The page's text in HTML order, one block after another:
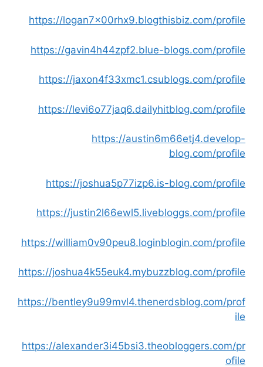
https://logan7x00rhx9.blogthisbiz.com/profile
https://gavin4h44zpf2.blue-blogs.com/profile
https://jaxon4f33xmc1.csublogs.com/profile
https://levi6o77jaq6.dailyhitblog.com/profile
https://austin6m66etj4.develop-
blog.com/profile
https://joshua5p77izp6.is-blog.com/profile
https://justin2l66ewl5.livebloggs.com/profile
https://william0v90peu8.loginblogin.com/profile
https://joshua4k55euk4.mybuzzblog.com/profile
https://bentley9u99mvl4.thenerdsblog.com/prof
ile
https://alexander3i45bsi3.theobloggers.com/pr
ofile